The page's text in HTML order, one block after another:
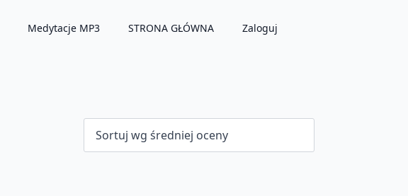
Medytacje MP3 STRONA GŁÓWNA Zaloguj